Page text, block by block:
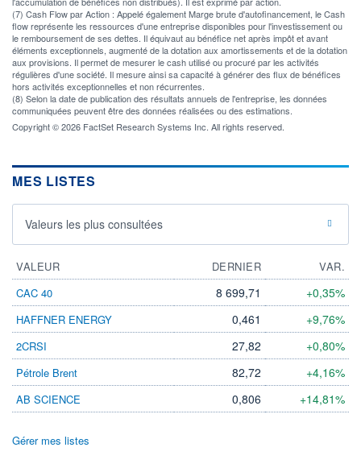
(7) Cash Flow par Action : Appelé également Marge brute d'autofinancement, le Cash
flow représente les ressources d'une entreprise disponibles pour l'investissement ou
le remboursement de ses dettes. Il équivaut au bénéfice net après impôt et avant
éléments exceptionnels, augmenté de la dotation aux amortissements et de la dotation
aux provisions. Il permet de mesurer le cash utilisé ou procuré par les activités
régulières d'une société. Il mesure ainsi sa capacité à générer des flux de bénéfices
hors activités exceptionnelles et non récurrentes.
(8) Selon la date de publication des résultats annuels de l'entreprise, les données
communiquées peuvent être des données réalisées ou des estimations.
Copyright © 2026 FactSet Research Systems Inc. All rights reserved.
MES LISTES
Valeurs les plus consultées
VALEUR DERNIER
VAR.
CAC 40
8 699,71 +0,35%
HAFFNER ENERGY 0,461 +9,76%
2CRSI 27,82 +0,80%
Pétrole Brent 82,72 +4,16%
AB SCIENCE 0,806 +14,81%
Gérer mes listes